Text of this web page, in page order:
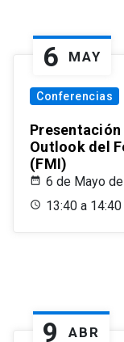
6 MAY
Conferencias
Outlook del
(FMI)
6 de Mayo
13:40 a 14:40
9 ABR